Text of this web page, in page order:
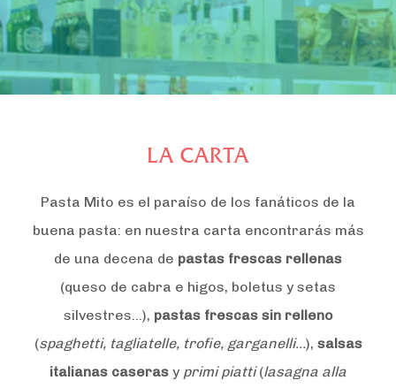
LA CARTA
Pasta Mito es el paraíso de los fanáticos de la
buena pasta: en nuestra carta encontrarás más
de una decena de pastas frescas rellenas
(queso de cabra e higos, boletus y setas
silvestres…), pastas frescas sin relleno
(spaghetti, tagliatelle, trofie, garganelli…), salsas
italianas caseras y primi piatti(lasagna alla